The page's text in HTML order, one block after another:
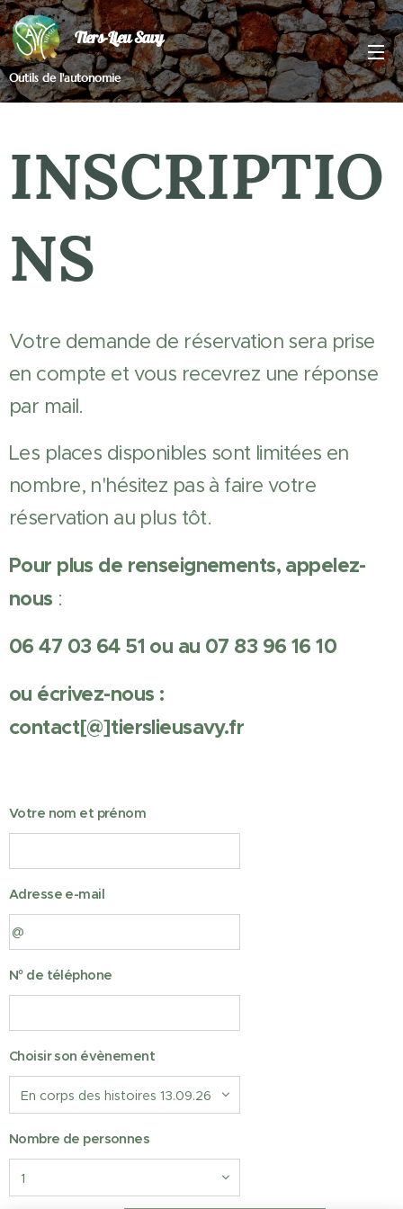
Tiers-Lieu Savy
Outils de l'autonomie
INSCRIPTIO
NS
Votre demande de réservation sera prise
en compte et vous recevrez une réponse
par mail.
Les places disponibles sont limitées en
nombre, n'hésitez pas à faire votre
réservation au plus tôt.
Pour plus de renseignements, appelez-
nous :
06 47 03 64 51 ou au 07 83 96 16 10
ou écrivez-nous :
contact[@]tierslieusavy.fr
Votre nom et prénom
Adresse e-mail
N° de téléphone
Choisir son évènement
Nombre de personnes